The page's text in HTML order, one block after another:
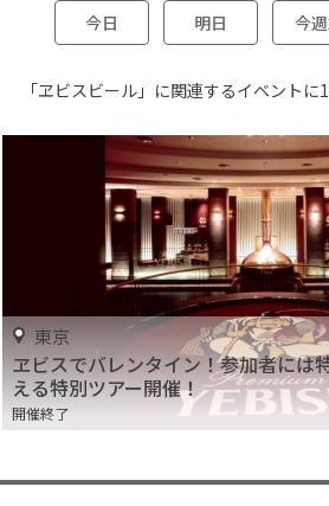
今日 明日 今
「ヱビスビール」に関連するイベントに
東京
ヱビスでバレンタイン！参加者には
える特別ツアー開催！
開催終了